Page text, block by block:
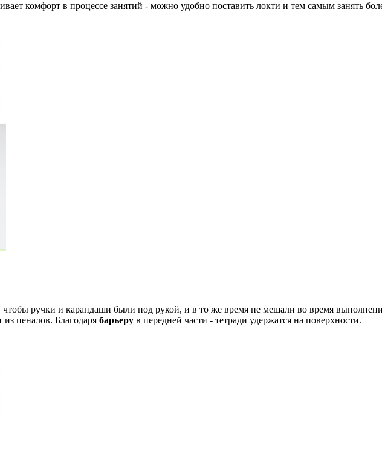
комфорт в процессе занятий - можно удобно поставить локти и тем самым занять
чтобы ручки и карандаши были под рукой, и в то же время не мешали во время
пеналов. Благодаря барьеру в передней части - тетради удержатся на поверхности.